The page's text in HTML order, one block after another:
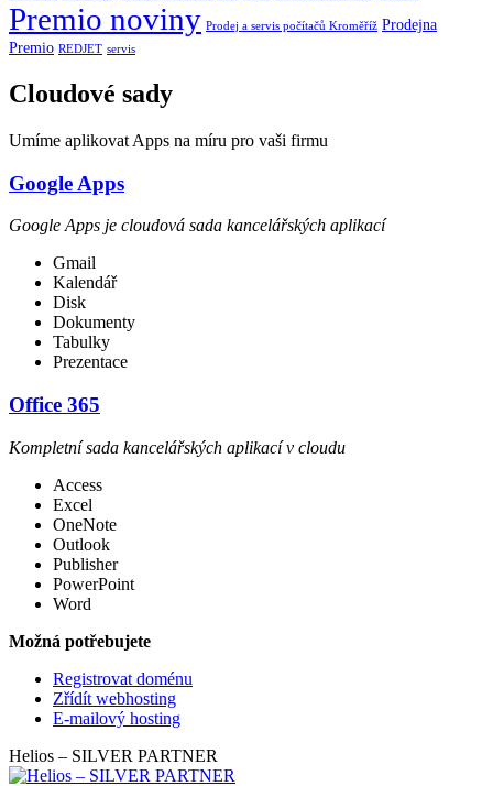
Premio noviny Prodej a servis počítačů Kroměříž Prodejna
Premio REDJET servis
Cloudové sady
Umíme aplikovat Apps na míru pro vaši firmu
Google Apps
Google Apps je cloudová sada kancelářských aplikací
Gmail
Kalendář
Disk
Dokumenty
Tabulky
Prezentace
Office 365
Kompletní sada kancelářských aplikací v cloudu
Access
Excel
OneNote
Outlook
Publisher
PowerPoint
Word
Možná potřebujete
Registrovat doménu
Zřídít webhosting
E-mailový hosting
Helios – SILVER PARTNER